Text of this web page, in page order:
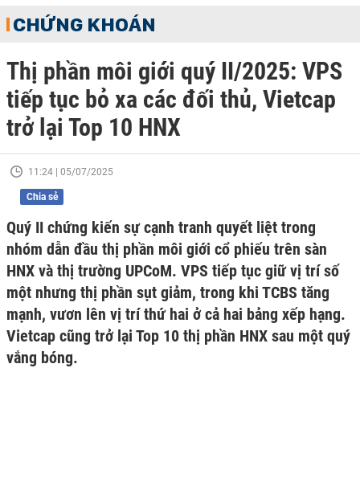
CHỨNG KHOÁN
Thị phần môi giới quý II/2025: VPS
tiếp tục bỏ xa các đối thủ, Vietcap
trở lại Top 10 HNX
11:24 | 05/07/2025
Chia sẻ
Quý II chứng kiến sự cạnh tranh quyết liệt trong
nhóm dẫn đầu thị phần môi giới cổ phiếu trên sàn
HNX và thị trường UPCoM. VPS tiếp tục giữ vị trí số
một nhưng thị phần sụt giảm, trong khi TCBS tăng
mạnh, vươn lên vị trí thứ hai ở cả hai bảng xếp hạng.
Vietcap cũng trở lại Top 10 thị phần HNX sau một quý
vắng bóng.